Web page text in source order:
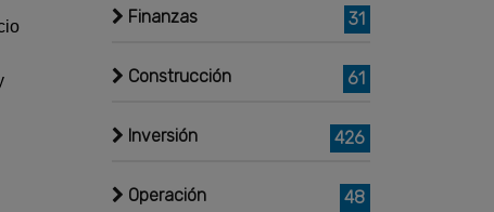
Finanzas 31
Construcción 61
Inversión 426
Operación 48